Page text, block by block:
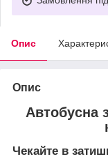
Опис
Опис
Автобусна
Чекайте в